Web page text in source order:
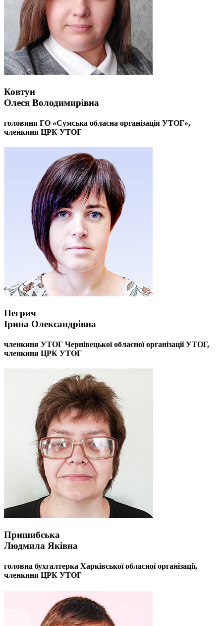
Ковтун
Олеся Володимирівна
головиня ГО «Сумська обласна організація УТОГ»,
членкиня ЦРК УТОГ
Негрич
Ірина Олександрівна
членкиня УТОГ Чернівецької обласної організації УТОГ,
членкиня ЦРК УТОГ
Пришибська
Людмила Яківна
головна бухгалтерка Харківської обласної організації,
членкиня ЦРК УТОГ